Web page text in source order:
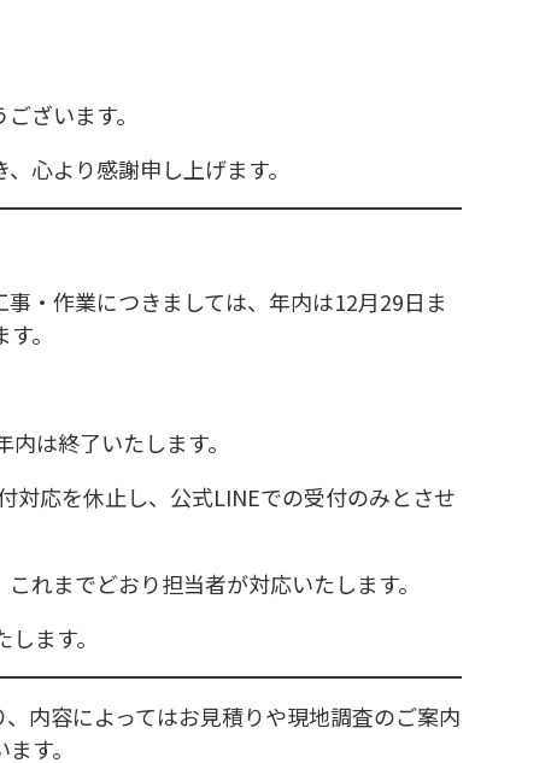
ざいます。
心より感謝申し上げます。
・作業につきましては、年内は12月29日ま
。
は終了いたします。
対応を休止し、公式LINEでの受付のみとさせ
れまでどおり担当者が対応いたします。
ます。
内容によってはお見積りや現地調査のご案内
す。